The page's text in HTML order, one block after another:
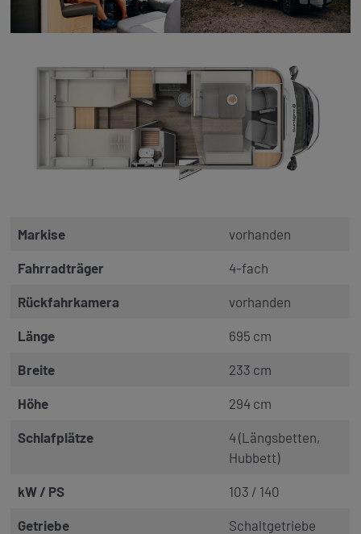
Markise vorhanden
Fahrradträger 4-fach
Rückfahrkamera vorhanden
Länge 695 cm
Breite 233 cm
Höhe 294 cm
Schlafplätze
4 (Längsbetten,
Hubbett)
kW / PS 103 / 140
Getriebe Schaltgetriebe